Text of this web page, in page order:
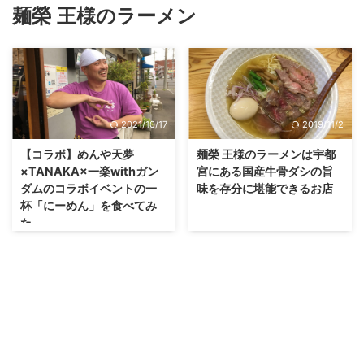
麺榮 王様のラーメン
2021/10/17
【コラボ】めんや天夢
×TANAKA×一楽withガン
ダムのコラボイベントの一
杯「にーめん」を食べてみ
た
2019/11/2
麺榮 王様のラーメンは宇都
宮にある国産牛骨ダシの旨
味を存分に堪能できるお店